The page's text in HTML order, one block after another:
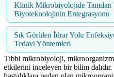
Klinik Mikrobiyolojide Tanıdan
Biyoteknolojinin Entegrasyonu
Sık Görülen İdrar Yolu
Tedavi Yöntemleri
Tıbbi mikrobiyoloji,
etkilerini inceleyen bir bilim dalıdır.